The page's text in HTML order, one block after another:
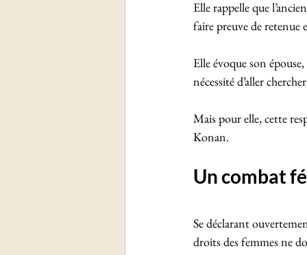
Elle rappelle que
faire preuve de retenue
Elle évoque son
nécessité d’aller
Mais pour elle, cette
Konan.
Un combat
Se déclarant
droits des femmes ne